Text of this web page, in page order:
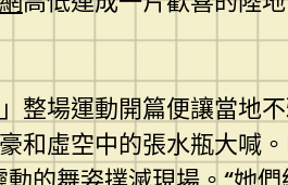
整場運動開篇便讓當地
和虛空中的張水瓶大喊